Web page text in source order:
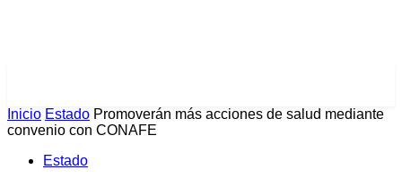
Inicio Estado Promoverán más acciones de salud mediante
convenio con CONAFE
Estado